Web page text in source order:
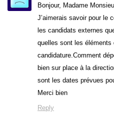
Bonjour, Madame
J’aimerais savoir pour le
les candidats externes
quelles sont les
candidature.Comment
bien sur place à la
sont les dates prévues
Merci bien
Reply